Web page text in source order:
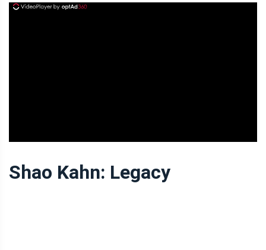
Shao Kahn: Legacy